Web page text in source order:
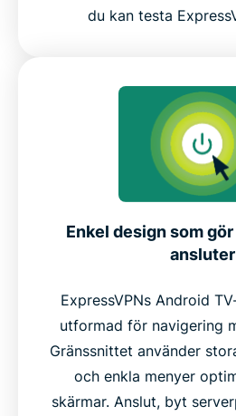
du kan testa
Enkel design som
ansluter
ExpressVPNs Android
utformad för navigering
Gränssnittet använder
och enkla menyer
skärmar. Anslut, byt